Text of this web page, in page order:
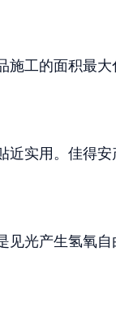
工的面积最大
实用。佳得安
光产生氢氧自